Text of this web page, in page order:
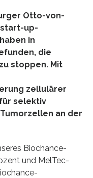
Otto-von-
up-
in
die
stoppen. Mit
zellulärer
selektiv
an der
Biochance-
und MelTec-